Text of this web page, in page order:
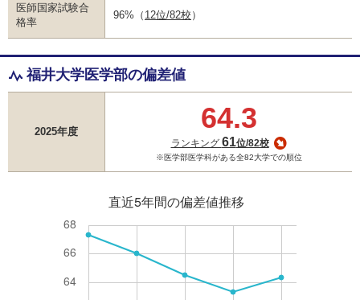
医師国家試験合
格率
96% （ 12位/82校 ）
福井大学医学部の偏差値
2025年度 64.3
ランキング 61位/82校
※医学部医学科がある全82大学での順位